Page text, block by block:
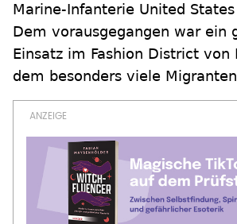
Marine-Infanterie United
Dem vorausgegangen war ein
Einsatz im Fashion District von
dem besonders viele